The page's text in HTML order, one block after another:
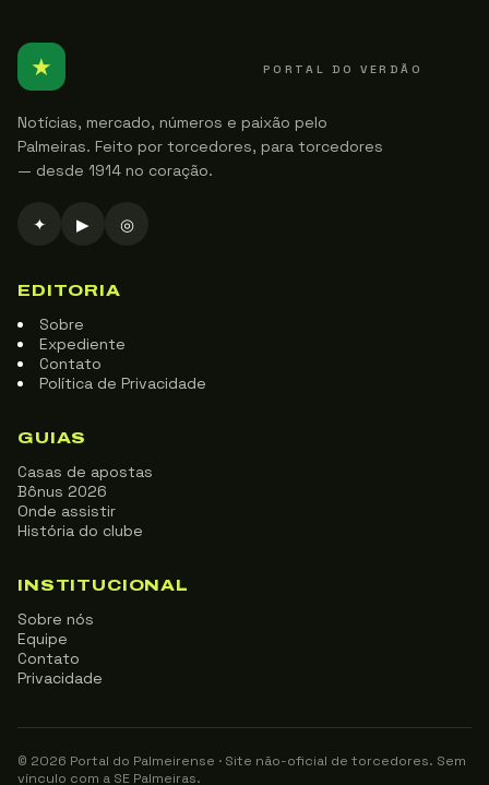
★ PORTAL DO VERDÃO
Notícias, mercado, números e paixão pelo
Palmeiras. Feito por torcedores, para torcedores
— desde 1914 no coração.
✦ ▶ ◎
EDITORIA
Sobre
Expediente
Contato
Política de Privacidade
GUIAS
Casas de apostas
Bônus 2026
Onde assistir
História do clube
INSTITUCIONAL
Sobre nós
Equipe
Contato
Privacidade
© 2026 Portal do Palmeirense · Site não-oficial de torcedores. Sem
vínculo com a SE Palmeiras.